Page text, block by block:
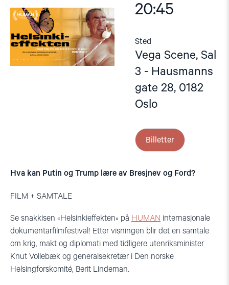
20:45
Sted
Vega Scene, Sal
3 - Hausmanns
gate 28, 0182
Oslo
Billetter
Hva kan Putin og Trump lære av Bresjnev og Ford?
FILM + SAMTALE
Se snakkisen «Helsinkieffekten» på HUMAN internasjonale
dokumentarfilmfestival! Etter visningen blir det en samtale
om krig, makt og diplomati med tidligere utenriksminister
Knut Vollebæk og generalsekretær i Den norske
Helsingforskomité, Berit Lindeman.